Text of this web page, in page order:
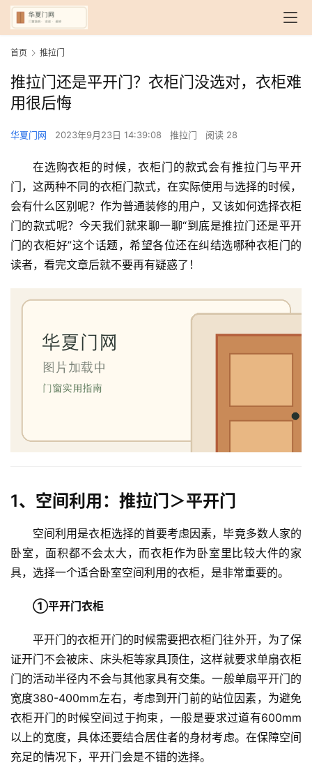
首页 推拉门
推拉门还是平开门？衣柜门没选对，衣柜难
用很后悔
华夏门网 2023年9月23日 14:39:08 推拉门 阅读 28
在选购衣柜的时候，衣柜门的款式会有推拉门与平开
门，这两种不同的衣柜门款式，在实际使用与选择的时候，
会有什么区别呢？作为普通装修的用户，又该如何选择衣柜
门的款式呢？今天我们就来聊一聊“到底是推拉门还是平开
门的衣柜好”这个话题，希望各位还在纠结选哪种衣柜门的
读者，看完文章后就不要再有疑惑了！
1、空间利用：推拉门＞平开门
空间利用是衣柜选择的首要考虑因素，毕竟多数人家的
卧室，面积都不会太大，而衣柜作为卧室里比较大件的家
具，选择一个适合卧室空间利用的衣柜，是非常重要的。
①平开门衣柜
平开门的衣柜开门的时候需要把衣柜门往外开，为了保
证开门不会被床、床头柜等家具顶住，这样就要求单扇衣柜
门的活动半径内不会与其他家具有交集。一般单扇平开门的
宽度380-400mm左右，考虑到开门前的站位因素，为避免
衣柜开门的时候空间过于拘束，一般是要求过道有600mm
以上的宽度，具体还要结合居住者的身材考虑。在保障空间
充足的情况下，平开门会是不错的选择。